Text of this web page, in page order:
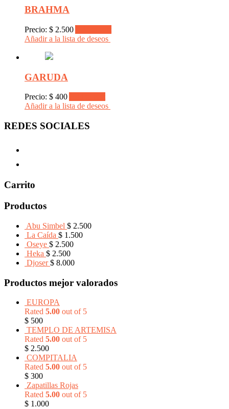
BRAHMA
Precio: $ 2.500
Añadir a la lista de deseos
GARUDA
Precio: $ 400
Añadir a la lista de deseos
REDES SOCIALES
Carrito
Productos
Abu Simbel $ 2.500
La Caída $ 1.500
Oseye $ 2.500
Heka $ 2.500
Djoser $ 8.000
Productos mejor valorados
EUROPA
Rated 5.00 out of 5
$ 500
TEMPLO DE ARTEMISA
Rated 5.00 out of 5
$ 2.500
COMPITALIA
Rated 5.00 out of 5
$ 300
Zapatillas Rojas
Rated 5.00 out of 5
$ 1.000